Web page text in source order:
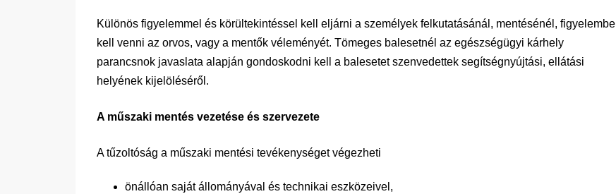
Különös figyelemmel és körültekintéssel kell eljárni a személyek felkutatásánál, mentésénél, figyelembe
kell venni az orvos, vagy a mentők véleményét. Tömeges balesetnél az egészségügyi kárhely
parancsnok javaslata alapján gondoskodni kell a balesetet szenvedettek segítségnyújtási, ellátási
helyének kijelöléséről.
A műszaki mentés vezetése és szervezete
A tűzoltóság a műszaki mentési tevékenységet végezheti
önállóan saját állományával és technikai eszközeivel,